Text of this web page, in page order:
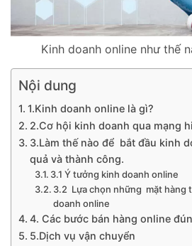
Kinh doanh online như thế
Nội dung
1.Kinh doanh online là gì?
2.Cơ hội kinh doanh qua mạng
3.Làm thế nào để bắt đầu kinh
quả và thành công.
3.1 Ý tưởng kinh doanh online
3.2 Lựa chọn những mặt hàng
doanh online
4. Các bước bán hàng online
5.Dịch vụ vận chuyển